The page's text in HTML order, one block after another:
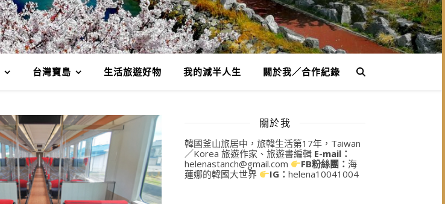
台灣寶島 生活旅遊好物 我的減半人生 關於我／合作紀錄
關於我
韓國釜山旅居中，旅韓生活第17年，Taiwan
／Korea 旅遊作家、旅遊書編輯 E-mail：
helenastanch@gmail.com
FB粉絲團： 海
蓮娜的韓國大世界
IG：helena10041004